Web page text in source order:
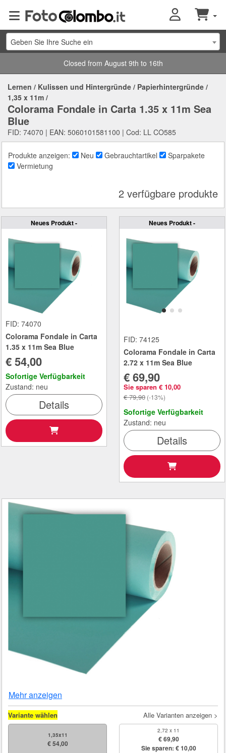
Geben Sie Ihre Suche ein
Closed from August 9th to 16th
Lernen / Kulissen und Hintergründe / Papierhintergründe /
1,35 x 11m /
Colorama Fondale in Carta 1.35 x 11m Sea
Blue
FID: 74070 | EAN: 5060101581100 | Cod: LL CO585
Produkte anzeigen: Neu Gebrauchtartikel
Sparpakete
Vermietung
2 verfügbare produkte
Neues Produkt -
FID: 74070
Colorama Fondale in Carta
1.35 x 11m Sea Blue
€ 54,00
Sofortige Verfügbarkeit
Zustand: neu
Details
Neues Produkt -
FID: 74125
Colorama Fondale in Carta
2.72 x 11m Sea Blue
€ 69,90
Sie sparen € 10,00
€ 79,90 (-13%)
Sofortige Verfügbarkeit
Zustand: neu
Details
Mehr anzeigen
Variante wählen Alle Varianten anzeigen >
1,35x11
€ 54,00
2,72 x 11
€ 69,90
Sie sparen: € 10,00